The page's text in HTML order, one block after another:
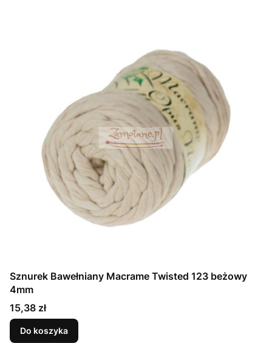
Sznurek Bawełniany Macrame Twisted 123 beżowy
4mm
Cena
15,38 zł
Do koszyka